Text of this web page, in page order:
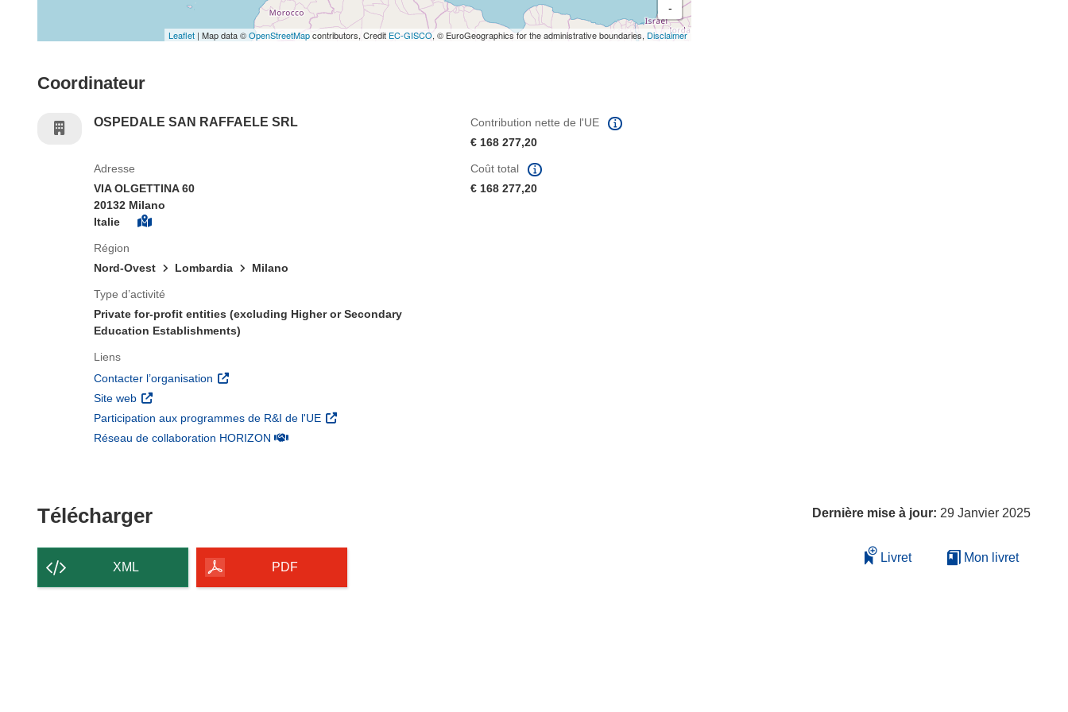
-
Leaflet | Map data ©OpenStreetMapcontributors, Credit EC-GISCO, © EuroGeographics for the administrative boundaries, Disclaimer
Coordinateur
OSPEDALE SAN RAFFAELE SRL
Contribution nette de l'UE
€ 168 277,20
Adresse
VIA OLGETTINA 60
20132 Milano
Italie
Région
Nord-Ovest
Lombardia Milano
Type d’activité
Private for-profit entities (excluding Higher or Secondary
Education Establishments)
Liens
Contacter l’organisation (s’ouvre dans une nouvelle fenêtre)
Site web (s’ouvre dans une nouvelle fenêtre)
Participation aux programmes de R&I de l'UE (s’ouvre dans une nouvelle fenêtre)
Réseau de collaboration HORIZON(s’ouvre dans une nouvelle fenêtre)
Coût total
€ 168 277,20
TéléchargerTélécharger le contenu de la page
XML PDF
Dernière mise à jour: 29 Janvier 2025
Livret Mon livret